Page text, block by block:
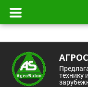
технику